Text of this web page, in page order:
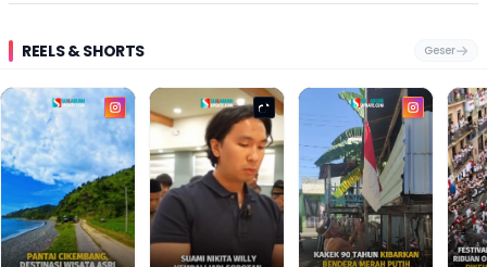
REELS & SHORTS Geser